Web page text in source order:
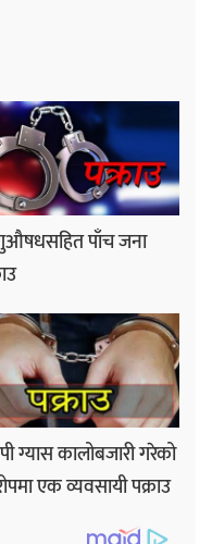
पाँच जना
ग्यास कालोबजारी गरेको
एक व्यवसायी पक्राउ